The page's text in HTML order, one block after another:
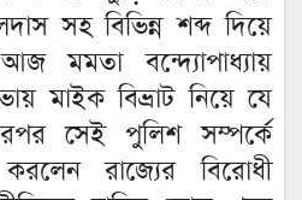
সহ বিভিন্ন শব্দ দিয়ে
মমতা বন্দ্যোপাধ্যায়
মাইক বিভ্রাট নিয়ে যে
সেই পুলিশ সম্পর্কে
রাজ্যের বিরোধী